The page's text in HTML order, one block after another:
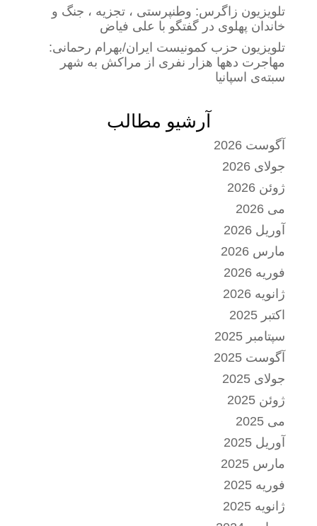
تلویزیون زاگرس: وطنپرستی ، تجزیه ، جنگ و
خاندان پهلوی در گفتگو با علی فیاض
تلویزیون حزب کمونیست ایران/بهرام رحمانی:
مهاجرت دهها هزار نفری از مراکش به شهر
سبته‌ی اسپانیا
آرشیو مطالب
آگوست 2026
جولای 2026
ژوئن 2026
می 2026
آوریل 2026
مارس 2026
فوریه 2026
ژانویه 2026
اکتبر 2025
سپتامبر 2025
آگوست 2025
جولای 2025
ژوئن 2025
می 2025
آوریل 2025
مارس 2025
فوریه 2025
ژانویه 2025